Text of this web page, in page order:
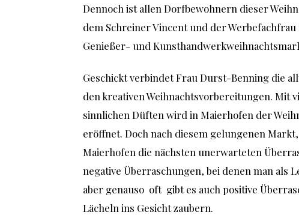
Dennoch ist allen Dorfbewohnern dieser
dem Schreiner Vincent und der
Genießer- und
Geschickt verbindet Frau Durst-Benning die
den kreativen Weihnachtsvorbereitungen. Mit
sinnlichen Düften wird in Maierhofen der
eröffnet. Doch nach diesem gelungenen
Maierhofen die nächsten unerwarteten
negative Überraschungen, bei denen man als
aber genauso oft gibt es auch positive
Lächeln ins Gesicht zaubern.